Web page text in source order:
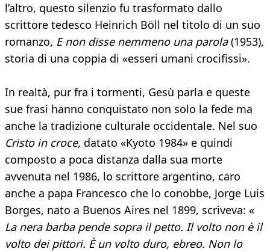
l’altro, questo silenzio fu trasformato dallo
scrittore tedesco Heinrich Böll nel titolo di un suo
romanzo, E non disse nemmeno una parola(1953),
storia di una coppia di «esseri umani crocifissi».
In realtà, pur fra i tormenti, Gesù parla e queste
sue frasi hanno conquistato non solo la fede ma
anche la tradizione culturale occidentale. Nel suo
Cristo in croce, datato «Kyoto 1984» e quindi
composto a poca distanza dalla sua morte
avvenuta nel 1986, lo scrittore argentino, caro
anche a papa Francesco che lo conobbe, Jorge Luis
Borges, nato a Buenos Aires nel 1899, scriveva: «
La nera barba pende sopra il petto. Il volto non è il
volto dei pittori. È un volto duro, ebreo. Non lo